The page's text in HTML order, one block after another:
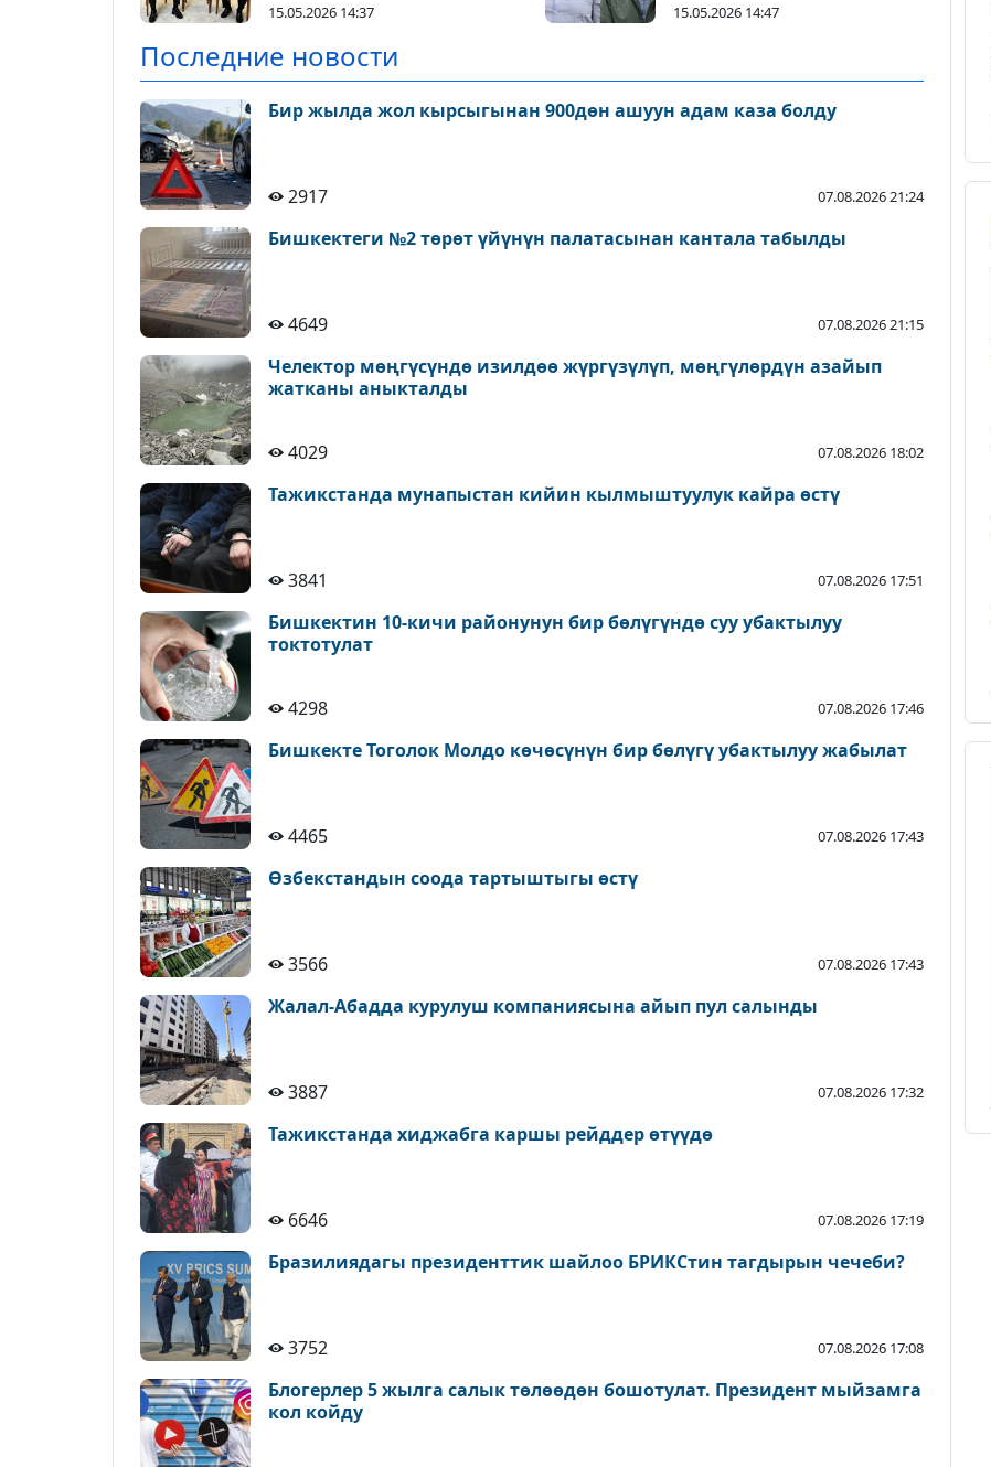
15.05.2026 14:37 15.05.2026 14:47
Последние новости
Бир жылда жол кырсыгынан 900дөн ашуун адам каза болду
2917 07.08.2026 21:24
Бишкектеги №2 төрөт үйүнүн палатасынан кантала табылды
4649 07.08.2026 21:15
Челектор мөңгүсүндө изилдөө жүргүзүлүп, мөңгүлөрдүн азайып
жатканы аныкталды
4029 07.08.2026 18:02
Тажикстанда мунапыстан кийин кылмыштуулук кайра өстү
3841 07.08.2026 17:51
Бишкектин 10-кичи районунун бир бөлүгүндө суу убактылуу
токтотулат
4298 07.08.2026 17:46
Бишкекте Тоголок Молдо көчөсүнүн бир бөлүгү убактылуу жабылат
4465 07.08.2026 17:43
Өзбекстандын соода тартыштыгы өстү
3566 07.08.2026 17:43
Жалал-Абадда курулуш компаниясына айып пул салынды
3887 07.08.2026 17:32
Тажикстанда хиджабга каршы рейддер өтүүдө
6646 07.08.2026 17:19
Бразилиядагы президенттик шайлоо БРИКСтин тагдырын чечеби?
3752 07.08.2026 17:08
Блогерлер 5 жылга салык төлөөдөн бошотулат. Президент мыйзамга
кол койду